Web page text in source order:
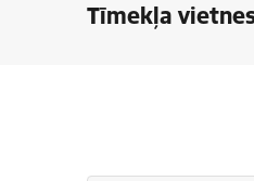
Tīmekļa